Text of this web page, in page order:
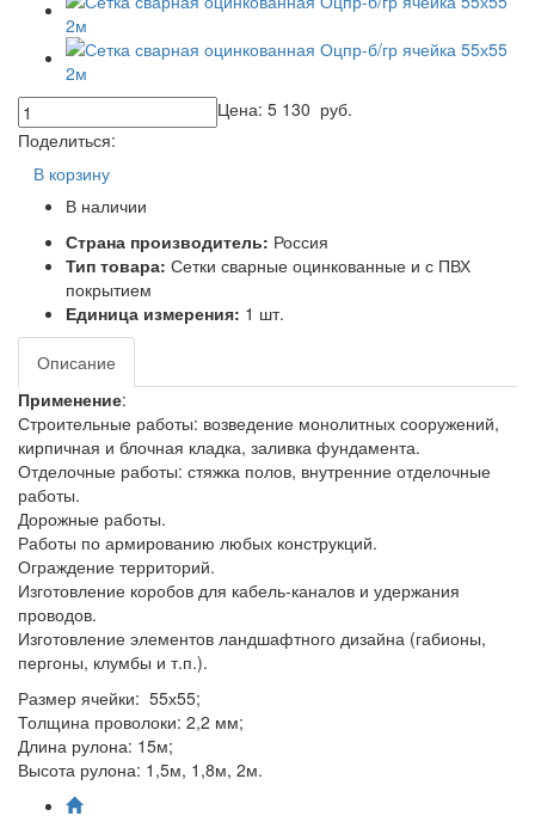
Цена: 5 130 руб.
Поделиться:
В корзину
В наличии
Страна производитель: Россия
Тип товара: Сетки сварные оцинкованные и с ПВХ
покрытием
Единица измерения: 1 шт.
Описание
Применение:
Строительные работы: возведение монолитных сооружений,
кирпичная и блочная кладка, заливка фундамента.
Отделочные работы: стяжка полов, внутренние отделочные
работы.
Дорожные работы.
Работы по армированию любых конструкций.
Ограждение территорий.
Изготовление коробов для кабель-каналов и удержания
проводов.
Изготовление элементов ландшафтного дизайна (габионы,
пергоны, клумбы и т.п.).
Размер ячейки: 55х55;
Толщина проволоки: 2,2 мм;
Длина рулона: 15м;
Высота рулона: 1,5м, 1,8м, 2м.